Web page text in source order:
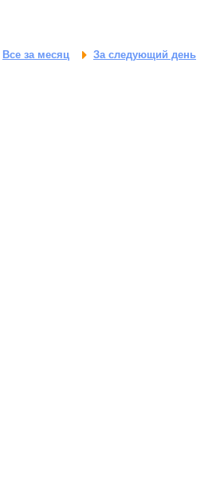
Все за месяц За следующий день